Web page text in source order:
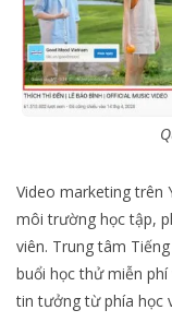
Video marketing trên
môi trường học tập,
viên. Trung tâm
buổi học thử miễn
tin tưởng từ phía học